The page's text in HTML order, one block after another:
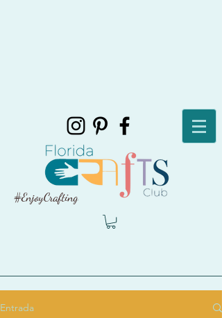
#EnjoyCrafting
Entrada